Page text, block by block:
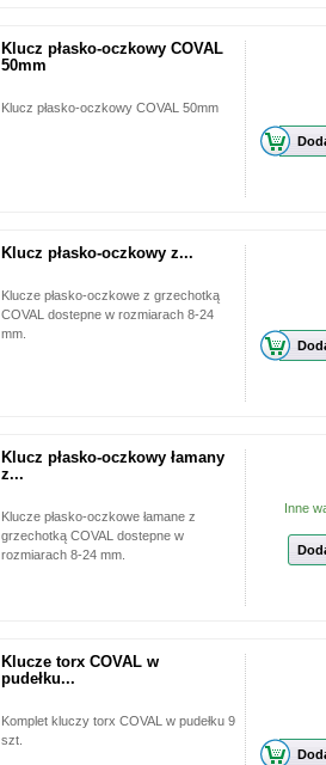
Klucz płasko-oczkowy COVAL
50mm
Klucz płasko-oczkowy COVAL 50mm
Klucz płasko-oczkowy z...
Klucze płasko-oczkowe z grzechotką
COVAL dostepne w rozmiarach 8-24
mm.
Klucz płasko-oczkowy łamany
z...
Klucze płasko-oczkowe łamane z
grzechotką COVAL dostepne w
rozmiarach 8-24 mm.
Inne
Klucze torx COVAL w
pudełku...
Komplet kluczy torx COVAL w pudełku 9
szt.